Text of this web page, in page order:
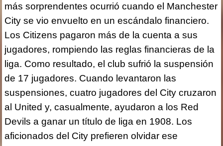
más sorprendentes ocurrió cuando el Manchester
City se vio envuelto en un escándalo financiero.
Los Citizens pagaron más de la cuenta a sus
jugadores, rompiendo las reglas financieras de la
liga. Como resultado, el club sufrió la suspensión
de 17 jugadores. Cuando levantaron las
suspensiones, cuatro jugadores del City cruzaron
al United y, casualmente, ayudaron a los Red
Devils a ganar un título de liga en 1908. Los
aficionados del City prefieren olvidar ese